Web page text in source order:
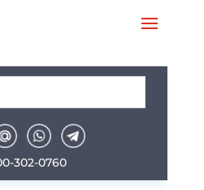
302-0760